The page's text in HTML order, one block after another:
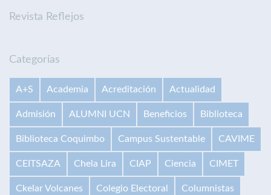
Revista Reflejos
Categorías
A+S Academia Acreditación Actualidad
Admisión ALUMNI UCN Beneficios Biblioteca
Biblioteca Coquimbo Campus Sustentable CAVIME
CEITSAZA Chela Lira CIAP Ciencia CIMET
Ckelar Volcanes Colegio Electoral Columnistas